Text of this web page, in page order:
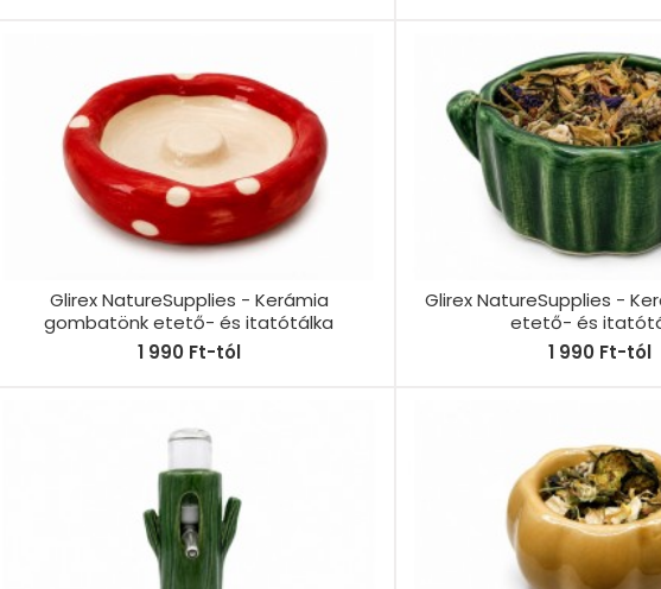
Glirex NatureSupplies - Kerámia
gombatönk etető- és itatótálka
1 990 Ft-tól
Glirex NatureSupplies -
etető- és
1 990 Ft-tól